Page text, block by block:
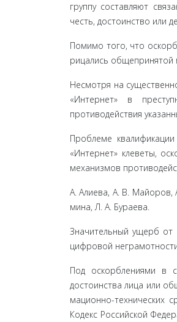
группу составляют
честь, достоин­ство или
Помимо того, что
рицались общепринятой
Несмотря на
«Интернет» в
противодействия
Проблеме
«Интернет» клеветы,
механизмов
А. Алиева, А. В. Майоров,
мина, Л. А. Бураева.
Значительный ущерб от
циф­ровой
Под оскорблениями в
достоинства лица или
мационно-технических
Кодекс Рос­сийской